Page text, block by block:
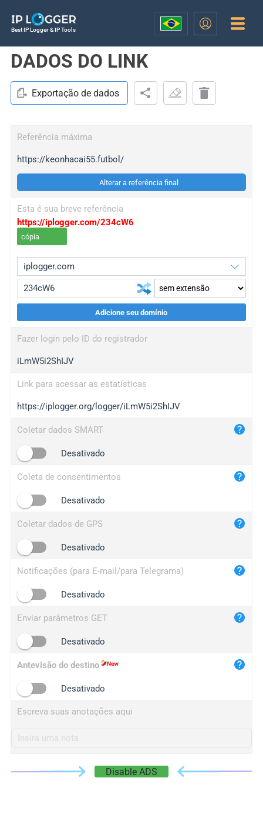
Best IP Logger & IP Tools
DADOS DO LINK
Exportação de dados
Referência máxima
https://keonhacai55.futbol/
Alterar a referência final
Esta é sua breve referência
https://iplogger.com/234cW6
cópia
wl.gl
ed.tc
iplogger.com
maper.info
2no.co
yip.su
iplogger.info
Adicione seu domínio
Fazer login pelo ID do registrador
iLmW5i2ShIJV
Link para acessar as estatísticas
https://iplogger.org/logger/iLmW5i2ShIJV
Coletar dados SMART
Desativado
Coleta de consentimentos
Desativado
Coletar dados de GPS
Desativado
Notificações (para E-mail/para Telegrama)
Desativado
Enviar parâmetros GET
Desativado
Antevisão do destino
Desativado
Escreva suas anotações aqui
Disable ADS